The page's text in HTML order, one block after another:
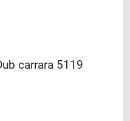
carrara 5119